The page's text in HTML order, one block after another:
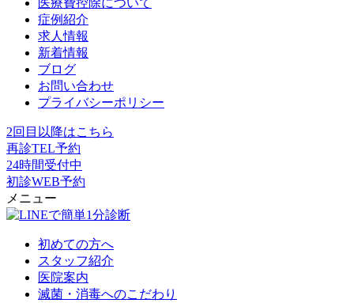
医療費控除について
症例紹介
求人情報
新着情報
ブログ
お問い合わせ
プライバシーポリシー
2回目以降はこちら
再診TEL予約
24時間受付中
初診WEB予約
メニュー
初めての方へ
スタッフ紹介
医院案内
滅菌・消毒へのこだわり